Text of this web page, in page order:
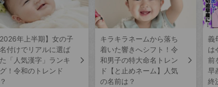
2026年上半期】女の子
付けでリアルに選ば
「人気漢字」ランキ
！令和のトレンド
キラキラネームから落ち
着いた響きへシフト！令
和男子の特大命名トレン
ド【と止めネーム】人気
の名前は？
義
は
前
早
終